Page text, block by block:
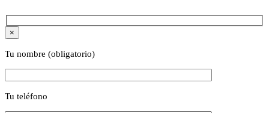
×
Tu nombre (obligatorio)
Tu teléfono